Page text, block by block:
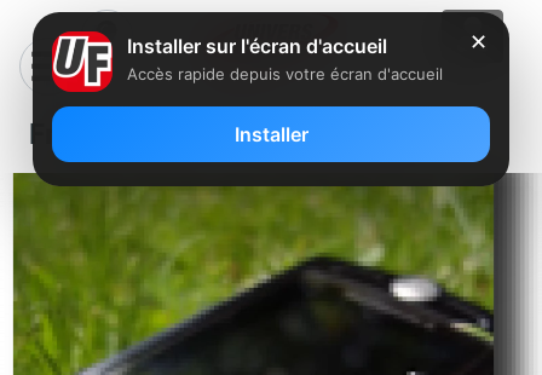
Free Mobile, en route vers la 3G ?
✕
Installer sur l'écran d'accueil
Accès rapide depuis votre écran d'accueil
Installer